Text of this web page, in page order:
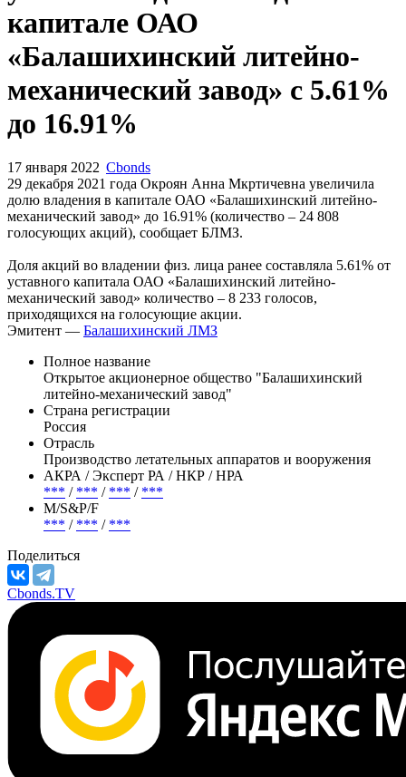
Окроян Анна Мкртичевна
увеличила долю владения в
капитале ОАО
«Балашихинский литейно-
до 16.91%
17 января 2022 Cbonds
долю владения в капитале ОАО «Балашихинский литейно-
механический завод» до 16.91% (количество – 24 808
голосующих акций), сообщает БЛМЗ.
Доля акций во владении физ. лица ранее составляла 5.61% от
механический завод» количество – 8 233 голосов,
приходящихся на голосующие акции.
Эмитент —Балашихинский ЛМЗ
Полное название
Открытое акционерное общество "Балашихинский
литейно-механический завод"
Страна регистрации
Россия
Отрасль
Производство летательных аппаратов и вооружения
***/***
М/S&P/F
***/
Поделиться
Cbonds.TV